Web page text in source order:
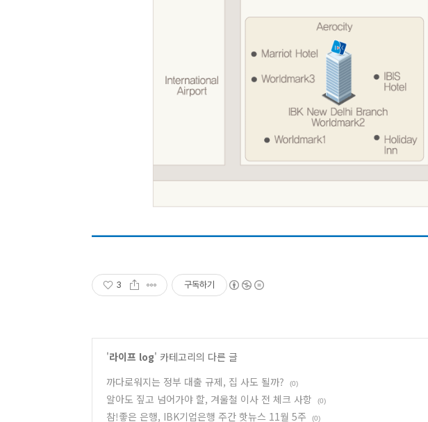
3 구독하기
'라이프 log' 카테고리의 다른 글
까다로워지는 정부 대출 규제, 집 사도 될까?
(0)
알아도 짚고 넘어가야 할, 겨울철 이사 전 체크 사항 (0)
참!좋은 은행, IBK기업은행 주간 핫뉴스 11월 5주 (0)